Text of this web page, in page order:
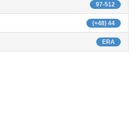
97-512
(+48) 44
ERA